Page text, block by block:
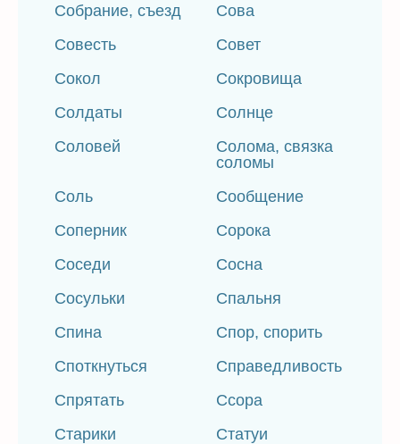
Собрание, съезд
Сова
Совесть
Совет
Сокол
Сокровища
Солдаты
Солнце
Соловей
Солома, связка
соломы
Соль
Сообщение
Соперник
Сорока
Соседи
Сосна
Сосульки
Спальня
Спина
Спор, спорить
Споткнуться
Справедливость
Спрятать
Ссора
Старики
Статуи